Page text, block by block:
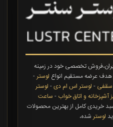
تخصصی خود در زمینه
عرضه مستقیم انواع لوستر-
سقفی - لوستر اس ام دی- لوستر
آشپزخانه و اتاق خواب - ساعت
خریدی کامل از بهترین محصولات
لوسترشده،